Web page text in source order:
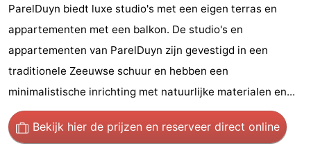
Grote
Geere
(&
breakfasts)
Campings
Hotels
Vakantiehuizen
Bos
-
ParelDuyn biedt luxe studio's met een eigen terras en
appartementen met een balkon. De studio's en
appartementen van ParelDuyn zijn gevestigd in een
traditionele Zeeuwse schuur en hebben een
minimalistische inrichting met natuurlijke materialen en...
Bekijk hier de prijzen en reserveer direct online